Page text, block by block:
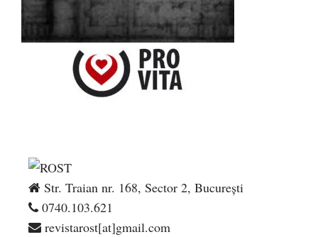
Str. Traian nr. 168, Sector 2, București
0740.103.621
revistarost[at]gmail.com